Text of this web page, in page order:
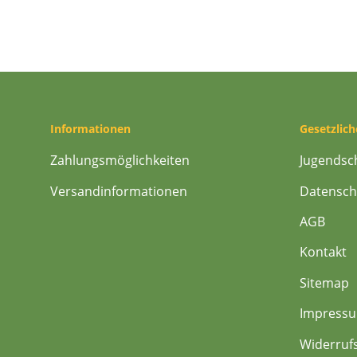
Informationen
Zahlungsmöglichkeiten
Versandinformationen
AGB
Kontakt
Sitemap